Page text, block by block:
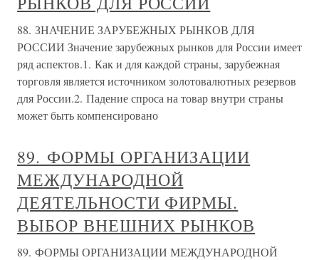
88. ЗНАЧЕНИЕ ЗАРУБЕЖНЫХ РЫНКОВ ДЛЯ
РОССИИ Значение зарубежных рынков для России имеет
ряд аспектов.1. Как и для каждой страны, зарубежная
торговля является источником золотовалютных резервов
для России.2. Падение спроса на товар внутри страны
может быть компенсировано
89. ФОРМЫ ОРГАНИЗАЦИИ
МЕЖДУНАРОДНОЙ
ДЕЯТЕЛЬНОСТИ ФИРМЫ.
ВЫБОР ВНЕШНИХ РЫНКОВ
89. ФОРМЫ ОРГАНИЗАЦИИ МЕЖДУНАРОДНОЙ